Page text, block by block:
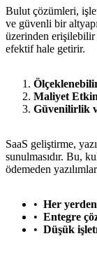
Bulut çözümleri,
ve güvenli bir
üzerinden erişilebilir
efektif hale getirir.
Maliyet
Güvenilirlik
SaaS geliştirme,
sunulmasıdır. Bu,
ödemeden
Her
Entegre
Düşük